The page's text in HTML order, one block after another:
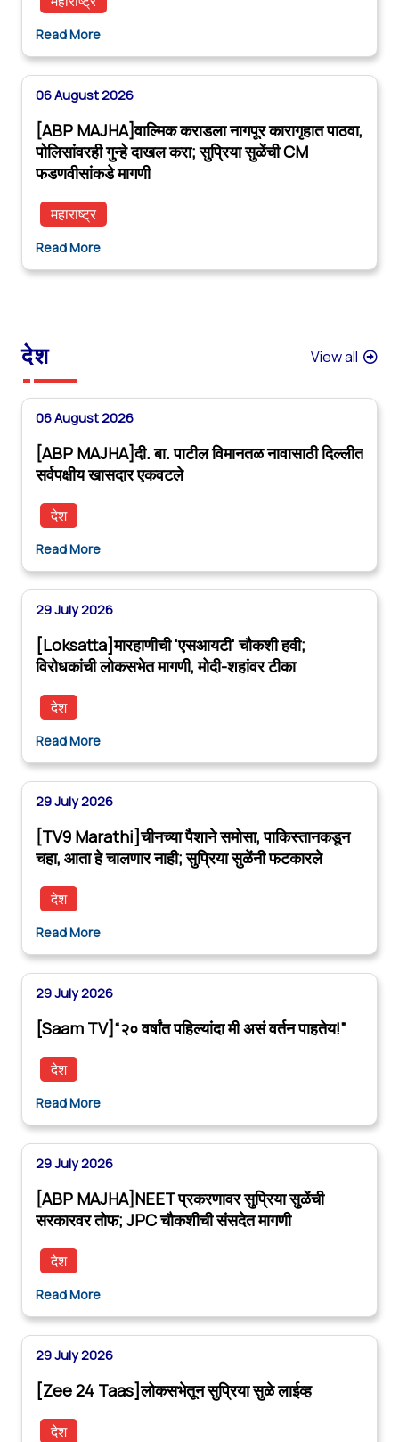
Read More
06 August 2026
[ABP MAJHA]वाल्मिक कराडला नागपूर कारागृहात पाठवा,
पोलिसांवरही गुन्हे दाखल करा; सुप्रिया सुळेंची CM
फडणवीसांकडे मागणी
महाराष्ट्र
Read More
देश View all
06 August 2026
[ABP MAJHA]दी. बा. पाटील विमानतळ नावासाठी दिल्लीत
सर्वपक्षीय खासदार एकवटले
देश
Read More
29 July 2026
[Loksatta]मारहाणीची 'एसआयटी' चौकशी हवी;
विरोधकांची लोकसभेत मागणी, मोदी-शहांवर टीका
देश
Read More
29 July 2026
[TV9 Marathi]चीनच्या पैशाने समोसा, पाकिस्तानकडून
चहा, आता हे चालणार नाही; सुप्रिया सुळेंनी फटकारले
देश
Read More
29 July 2026
[Saam TV]“२० वर्षांत पहिल्यांदा मी असं वर्तन पाहतेय!”
देश
Read More
29 July 2026
[ABP MAJHA]NEET प्रकरणावर सुप्रिया सुळेंची
सरकारवर तोफ; JPC चौकशीची संसदेत मागणी
देश
Read More
29 July 2026
[Zee 24 Taas]लोकसभेतून सुप्रिया सुळे लाईव्ह
देश